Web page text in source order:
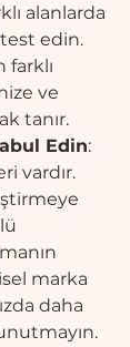
alanlarda
edin.
farklı
ve
tanır.
Edin:
vardır.
marka
daha